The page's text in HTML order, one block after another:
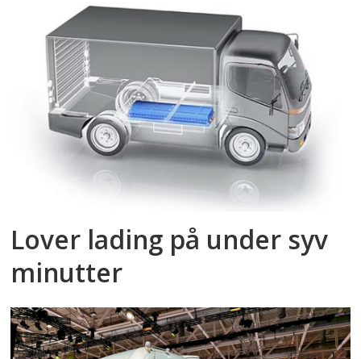
Lover lading på under syv
minutter